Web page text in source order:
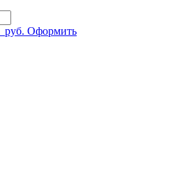
руб. Оформить